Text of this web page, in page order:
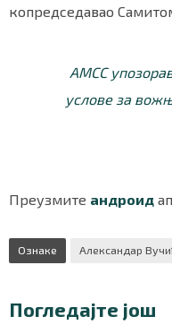
копредседавао
АМСС
услове за
Преузмите андроид
Ознаке Александар
Погледајте још